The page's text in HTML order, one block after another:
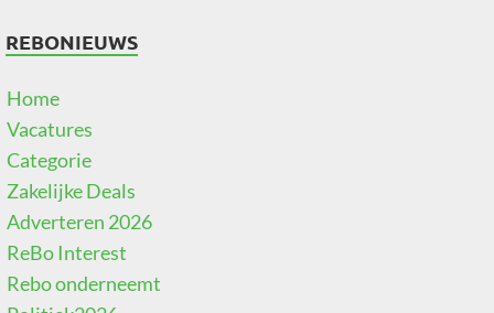
REBONIEUWS
Home
Vacatures
Categorie
Zakelijke Deals
Adverteren 2026
ReBo Interest
Rebo onderneemt